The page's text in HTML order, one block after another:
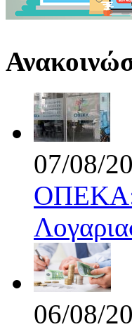
07/08/
ΟΠΕΚΑ:
06/08/